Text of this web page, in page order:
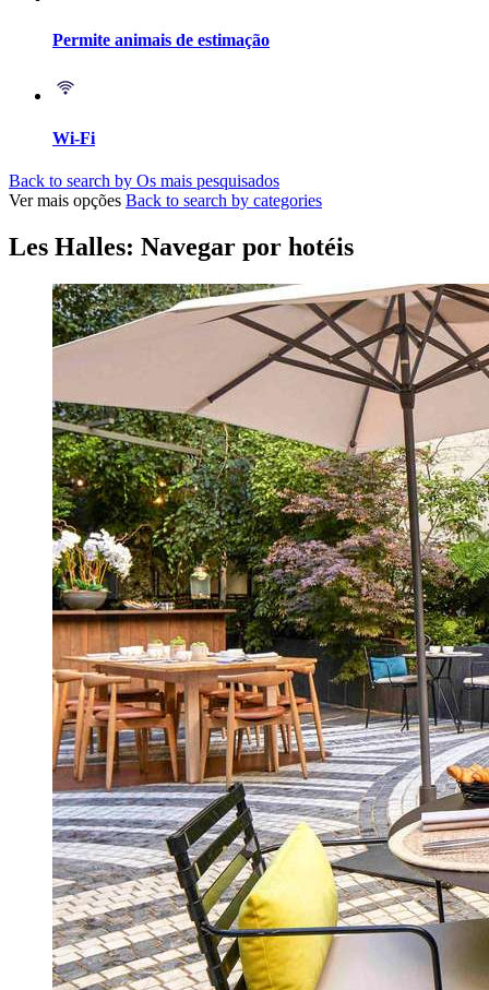
Permite animais de estimação
Wi-Fi
Back to search by Os mais pesquisados
Ver mais opções Back to search by categories
Les Halles: Navegar por hotéis